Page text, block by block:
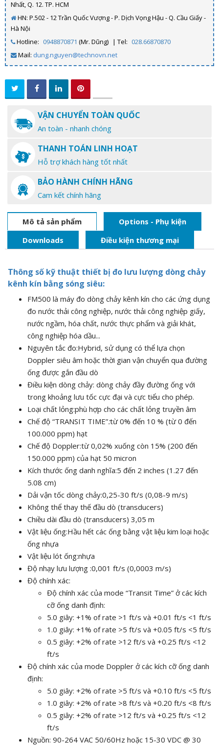
Nhất, Q. 12. TP. HCM
HN: P.502 - 12 Trần Quốc Vượng - P. Dịch Vọng Hậu - Q. Cầu Giấy -
Hà Nội
Hotline: 0948870871 (Mr. Dũng) | Tel: 028.66870870
Mail: dung.nguyen@technovn.net
VẬN CHUYỂN TOÀN QUỐC
An toàn - nhanh chóng
THANH TOÁN LINH HOẠT
Hỗ trợ khách hàng tốt nhất
BẢO HÀNH CHÍNH HÃNG
Cam kết chính hãng
Mô tả sản phẩm
Options - Phụ kiện
Downloads
Điều kiện thương mại
Thông số kỹ thuật thiết bị đo lưu lượng dòng chảy
kênh kín bằng sóng siêu:
FM500 là máy đo dòng chảy kênh kín cho các ứng dụng
đo nước thải công nghiệp, nước thải công nghiệp giấy,
nước ngầm, hóa chất, nước thực phẩm và giải khát,
công nghiệp hóa dầu...
Nguyên tắc đo:Hybrid, sử dụng có thể lựa chọn
Doppler siêu âm hoặc thời gian vận chuyển qua đường
ống được gắn đầu dò
Điều kiện dòng chảy: dòng chảy đầy đường ống với
trong khoảng lưu tốc cực đại và cực tiểu cho phép.
Loại chất lỏng:phù hợp cho các chất lỏng truyền âm
Chế độ “TRANSIT TIME”:từ 0% đến 10 % (từ 0 đến
100.000 ppm) hạt
Chế độ Doppler:từ 0,02% xuống còn 15% (200 đến
150.000 ppm) của hạt 50 micron
Kích thước ống danh nghĩa:5 đến 2 inches (1.27 đến
5.08 cm)
Dải vận tốc dòng chảy:0,25-30 ft/s (0,08-9 m/s)
Không thể thay thế đầu dò (transducers)
Chiều dài đầu dò (transducers) 3,05 m
Vật liệu ống:Hầu hết các ống bằng vật liệu kim loại hoặc
ống nhựa
Vật liệu lót ống:nhựa
Độ nhạy lưu lượng :0,001 ft/s (0,0003 m/s)
Độ chính xác:
Độ chính xác của mode “Transit Time” ở các kích
cỡ ống danh định:
5.0 giây: +1% of rate >1 ft/s và +0.01 ft/s <1 ft/s
1.0 giây: +1% of rate >5 ft/s và +0.05 ft/s <5 ft/s
0.5 giây: +2% of rate >12 ft/s và +0.25 ft/s <12
ft/s
Độ chính xác của mode Doppler ở các kích cỡ ống danh
định:
5.0 giây: +2% of rate >5 ft/s và +0.10 ft/s <5 ft/s
1.0 giây: +2% of rate >8 ft/s và +0.20 ft/s <8 ft/s
0.5 giây: +2% of rate >12 ft/s và +0.25 ft/s <12
ft/s
Nguồn: 90-264 VAC 50/60Hz hoặc 15-30 VDC @ 30